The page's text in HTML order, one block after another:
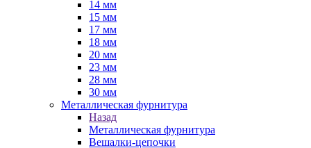
14 мм
15 мм
17 мм
18 мм
20 мм
23 мм
28 мм
30 мм
Металлическая фурнитура
Назад
Металлическая фурнитура
Вешалки-цепочки